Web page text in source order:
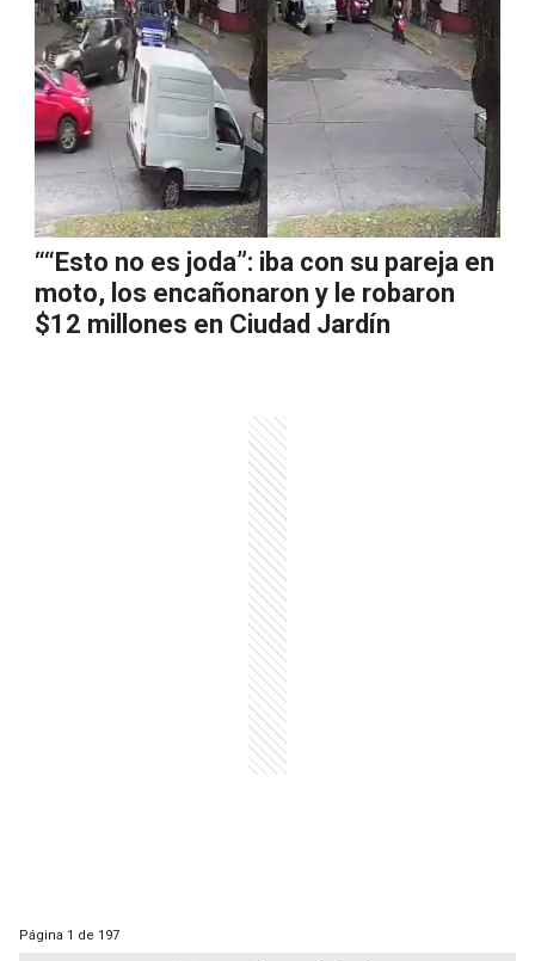
““Esto no es joda”: iba con su pareja en
moto, los encañonaron y le robaron
$12 millones en Ciudad Jardín
Página 1 de 197